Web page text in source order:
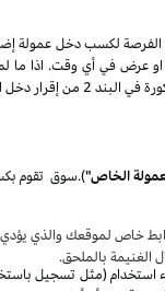
الفرصة لكسب دخل عمولة
او عرض في أي وقت. اذا
المنتجات) كلها عرضة الى
الخاص")
.سوق
خاص لموقعك والذي
الغنيمة بالملحق.
(مثل تسجيل